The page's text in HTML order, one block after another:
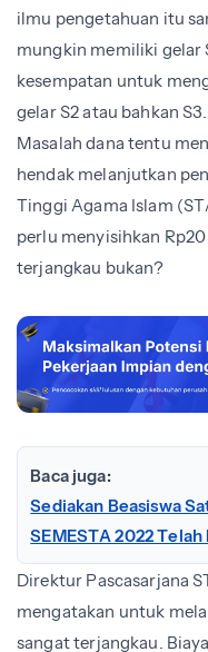
ilmu pengetahuan itu
mungkin memiliki gelar
kesempatan untuk
gelar S2 atau bahkan S3.
Masalah dana tentu
hendak melanjutkan
Tinggi Agama Islam
perlu menyisihkan
terjangkau bukan?
Baca juga:
Sediakan Beasiswa
SEMESTA 2022 Telah
Direktur Pascasarjana
mengatakan untuk
sangat terjangkau.